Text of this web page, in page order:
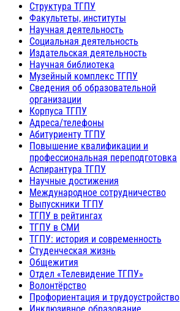
Структура ТГПУ
Факультеты, институты
Научная деятельность
Социальная деятельность
Издательская деятельность
Научная библиотека
Музейный комплекс ТГПУ
Сведения об образовательной
организации
Корпуса ТГПУ
Адреса/телефоны
Абитуриенту ТГПУ
Повышение квалификации и
профессиональная переподготовка
Аспирантура ТГПУ
Научные достижения
Международное сотрудничество
Выпускники ТГПУ
ТГПУ в рейтингах
ТГПУ в СМИ
ТГПУ: история и современность
Студенческая жизнь
Общежития
Отдел «Телевидение ТГПУ»
Волонтёрство
Профориентация и трудоустройство